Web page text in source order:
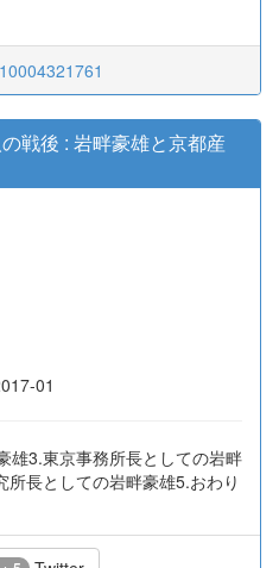
戦後 : 岩畔豪雄と京都産
01
雄3.東京事務所長としての岩畔
長としての岩畔豪雄5.おわり